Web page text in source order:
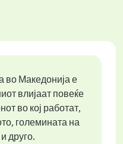
во Македонија е
влијаат повеќе
во кој работат,
големината на
друго.